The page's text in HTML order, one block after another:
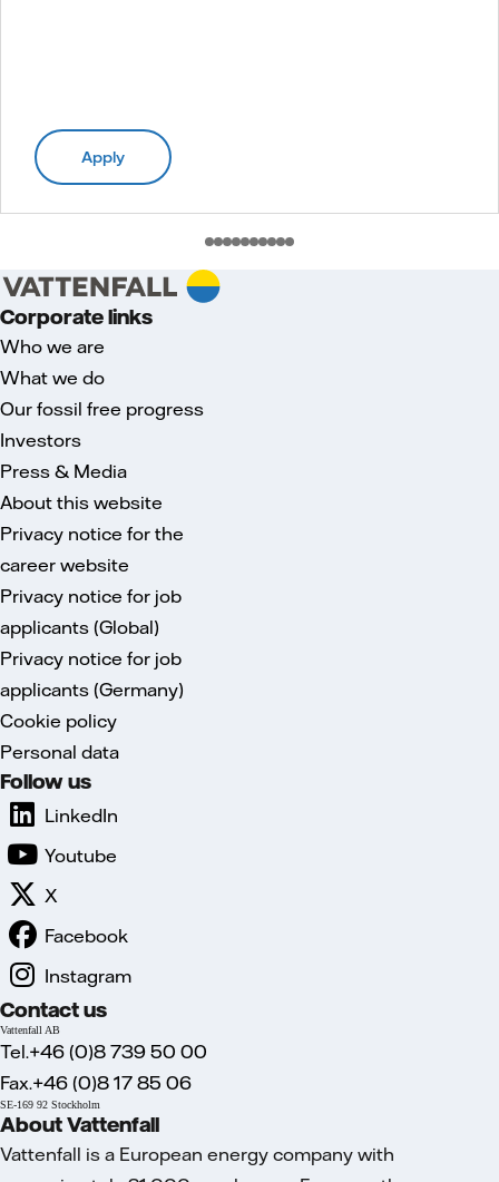
Apply
Corporate links
Who we are
What we do
Our fossil free progress
Investors
Press & Media
About this website
Privacy notice for the
career website
Privacy notice for job
applicants (Global)
Privacy notice for job
applicants (Germany)
Cookie policy
Personal data
Follow us
LinkedIn
Youtube
X
Facebook
Instagram
Contact us
Vattenfall AB
Tel.+46 (0)8 739 50 00
Fax.+46 (0)8 17 85 06
SE-169 92 Stockholm
About Vattenfall
Vattenfall is a European energy company with